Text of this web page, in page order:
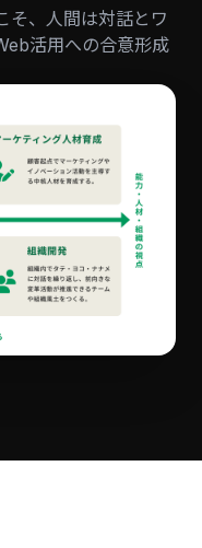
そ、人間は対話とワ
活用への合意形成